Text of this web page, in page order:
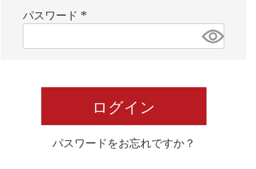
)
パスワード
必
ログイン
パスワードをお忘れですか？